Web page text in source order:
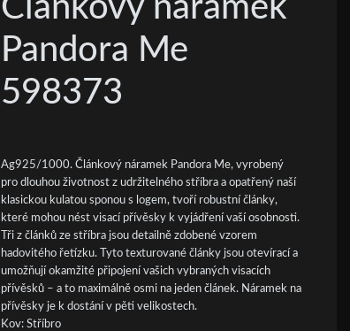
Článkový náramek
Pandora Me
598373
Ag925/1000. Článkový náramek Pandora Me, vyrobený
pro dlouhou životnost z udržitelného stříbra a opatřený naší
klasickou kulatou sponou s logem, tvoří robustní články,
které mohou nést visací přívěsky k vyjádření vaší osobnosti.
Tři z článků ze stříbra jsou detailně zdobené vzorem
hadovitého řetízku. Tyto texturované články jsou otevírací a
umožňují okamžité připojení vašich vybraných visacích
přívěsků – a to maximálně osmi na jeden článek. Náramek na
přívěsky je k dostání v pěti velikostech.
Kov: Stříbro